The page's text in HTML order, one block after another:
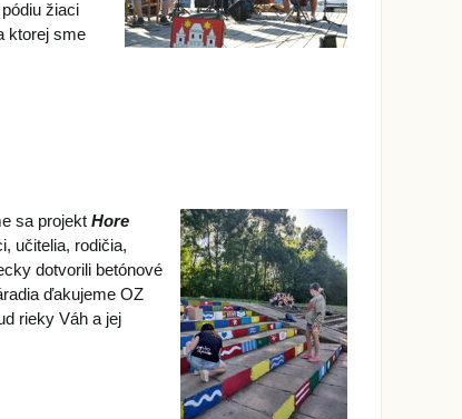
žiaci
ktorej sme
sa projekt Hore
učitelia, rodičia,
dotvorili betónové
ďakujeme OZ
rieky Váh a jej